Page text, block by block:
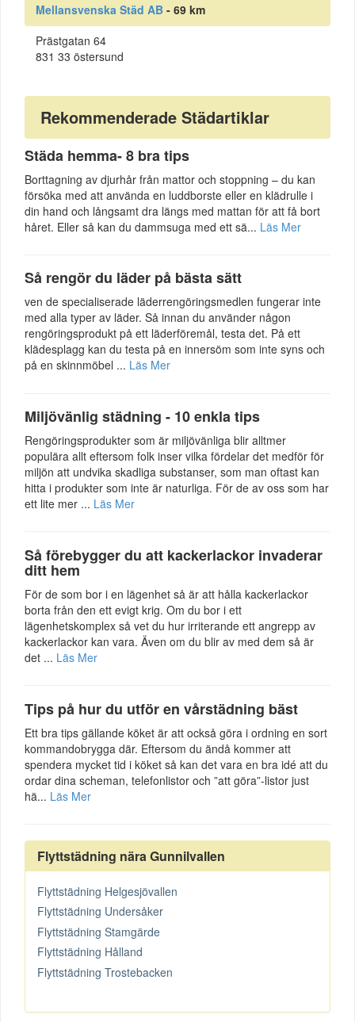
Mellansvenska Städ AB - 69 km
Prästgatan 64
831 33 östersund
Rekommenderade Städartiklar
Städa hemma- 8 bra tips
Borttagning av djurhår från mattor och stoppning – du kan
försöka med att använda en luddborste eller en klädrulle i
din hand och långsamt dra längs med mattan för att få bort
håret. Eller så kan du dammsuga med ett sä... Läs Mer
Så rengör du läder på bästa sätt
ven de specialiserade läderrengöringsmedlen fungerar inte
med alla typer av läder. Så innan du använder någon
rengöringsprodukt på ett läderföremål, testa det. På ett
klädesplagg kan du testa på en innersöm som inte syns och
på en skinnmöbel ... Läs Mer
Miljövänlig städning - 10 enkla tips
Rengöringsprodukter som är miljövänliga blir alltmer
populära allt eftersom folk inser vilka fördelar det medför för
miljön att undvika skadliga substanser, som man oftast kan
hitta i produkter som inte är naturliga. För de av oss som har
ett lite mer ... Läs Mer
Så förebygger du att kackerlackor invaderar
ditt hem
För de som bor i en lägenhet så är att hålla kackerlackor
borta från den ett evigt krig. Om du bor i ett
lägenhetskomplex så vet du hur irriterande ett angrepp av
kackerlackor kan vara. Även om du blir av med dem så är
det ... Läs Mer
Tips på hur du utför en vårstädning bäst
Ett bra tips gällande köket är att också göra i ordning en sort
kommandobrygga där. Eftersom du ändå kommer att
spendera mycket tid i köket så kan det vara en bra idé att du
ordar dina scheman, telefonlistor och ”att göra”-listor just
hä... Läs Mer
Flyttstädning nära Gunnilvallen
Flyttstädning Helgesjövallen
Flyttstädning Undersåker
Flyttstädning Stamgärde
Flyttstädning Hålland
Flyttstädning Trostebacken